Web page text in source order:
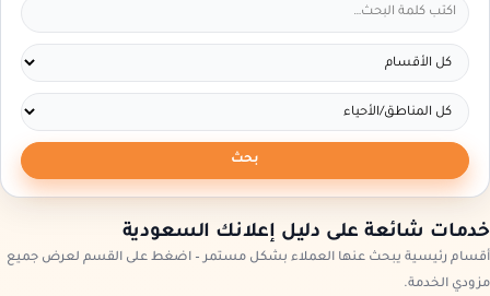
بحث
خدمات شائعة على دليل إعلانك السعودية
أقسام رئيسية يبحث عنها العملاء بشكل مستمر – اضغط على القسم لعرض جميع
مزودي الخدمة.